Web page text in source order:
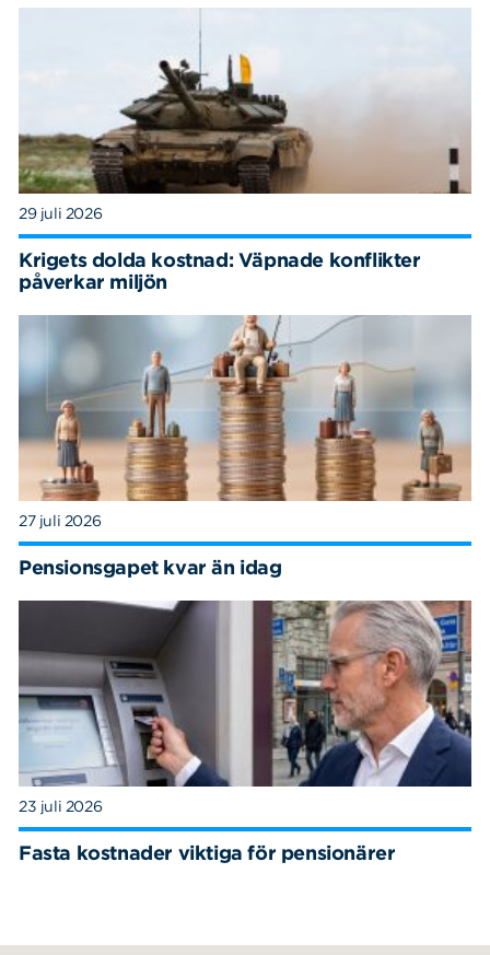
29 juli 2026
Krigets dolda kostnad: Väpnade konflikter
påverkar miljön
27 juli 2026
Pensionsgapet kvar än idag
23 juli 2026
Fasta kostnader viktiga för pensionärer